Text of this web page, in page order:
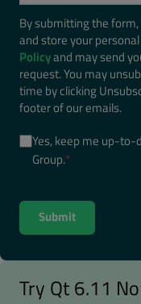
By submitting the
and store your
Policyand may send
request. You may
time by clicking
footer of our emails.
Yes, keep me up-
Group.*
Try Qt 6.11